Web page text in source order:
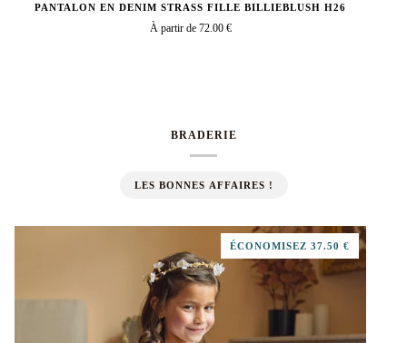
PANTALON EN DENIM STRASS FILLE BILLIEBLUSH H26
À partir de 72.00 €
BRADERIE
LES BONNES AFFAIRES !
ÉCONOMISEZ 37.50 €